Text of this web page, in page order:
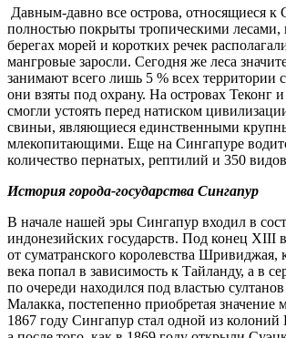
Давным-давно все острова, относящиеся к
полностью покрыты тропическими лесами,
берегах морей и коротких речек
мангровые заросли. Сегодня же леса
занимают всего лишь 5 % всех территории
они взяты под охрану. На островах Теконг
смогли устоять перед натиском
свиньи, являющиеся единственными
млекопитающими. Еще на Сингапуре
количество пернатых, рептилий и 350
История города-государства Сингапур
В начале нашей эры Сингапур входил в
индонезийских государств. Под конец XIII
от суматранского королевства Шривиджая,
века попал в зависимость к Тайланду, а в
по очереди находился под властью
Малакка, постепенно приобретая значение
1867 году Сингапур стал одной из колоний